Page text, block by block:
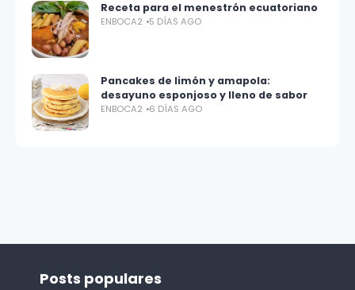
Receta para el menestrón ecuatoriano
ENBOCA2 5 DÍAS AGO
Pancakes de limón y amapola:
desayuno esponjoso y lleno de sabor
ENBOCA2 6 DÍAS AGO
Posts populares